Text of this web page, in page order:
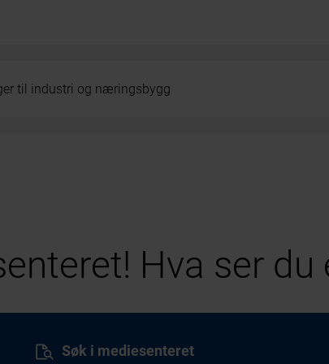
til industri og næringsbygg
Hva ser du
Søk i mediesenteret